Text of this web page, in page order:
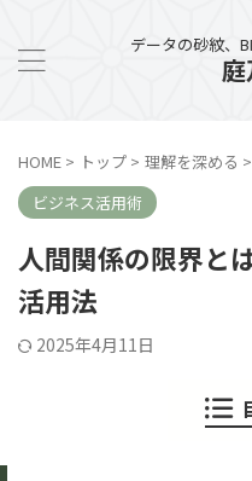
データの砂紋、
HOME > トップ > 理解を深める >
ビジネス活用術
人間関係の限界と
活用法
2025年4月11日